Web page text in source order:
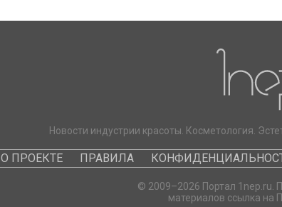
Новости индустрии красоты. Косметология.
О ПРОЕКТЕ ПРАВИЛА
© 2009–2026 Портал 1nep.ru.
материалов ссылка на